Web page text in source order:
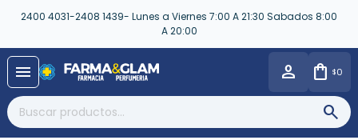
2400 4031-2408 1439- Lunes a Viernes 7:00 A 21:30 Sabados 8:00
A 20:00
menu $0